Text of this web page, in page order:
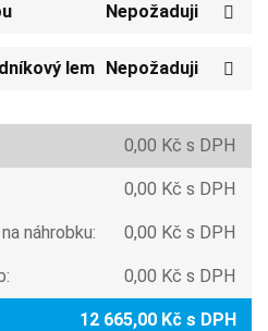
Nepožaduji
lem Nepožaduji
0,00 Kč s DPH
0,00 Kč s DPH
náhrobku: 0,00 Kč s DPH
0,00 Kč s DPH
12 665,00 Kč s DPH